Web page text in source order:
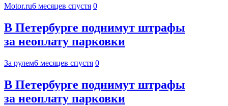
Motor.ru6 месяцев спустя 0
В Петербурге поднимут штрафы
за неоплату парковки
За рулем6 месяцев спустя 0
В Петербурге поднимут штрафы
за неоплату парковки